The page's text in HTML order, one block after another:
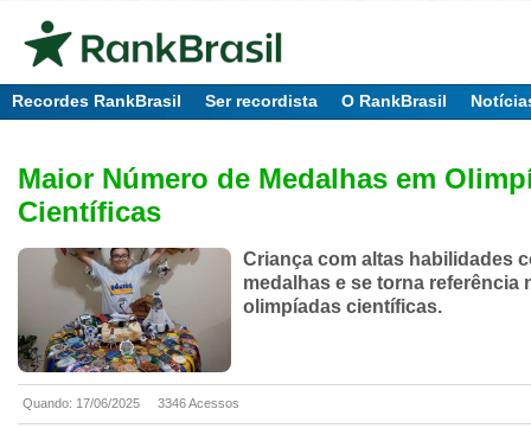
Recordes RankBrasil Ser recordista O RankBrasil
Maior Número de Medalhas em
Científicas
Criança com altas habilidades
medalhas e se torna referência
olimpíadas científicas.
Quando: 17/06/2025 3346 Acessos